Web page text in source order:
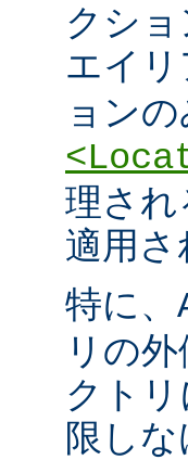
クシ
エイ
ョン
理さ
適用さ
特に、
リの
クト
限し